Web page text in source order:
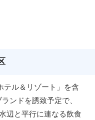
テル＆リゾート」を含
ンドを誘致予定で、
辺と平行に連なる飲食